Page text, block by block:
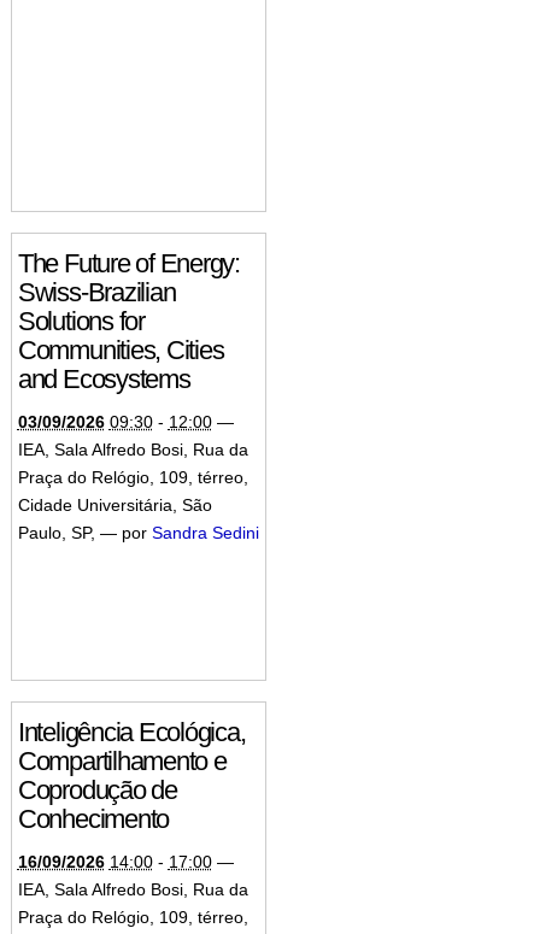
The Future of Energy:
Swiss-Brazilian
Solutions for
Communities, Cities
and Ecosystems
03/09/2026 09:30- 12:00 —
IEA, Sala Alfredo Bosi, Rua da
Praça do Relógio, 109, térreo,
Cidade Universitária, São
Paulo, SP, — por Sandra Sedini
Inteligência Ecológica,
Compartilhamento e
Coprodução de
Conhecimento
16/09/2026 14:00- 17:00 —
IEA, Sala Alfredo Bosi, Rua da
Praça do Relógio, 109, térreo,